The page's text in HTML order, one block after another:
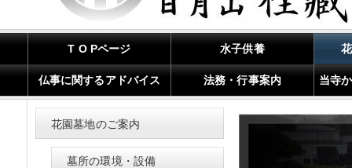
T O Pページ 水子供養
仏事に関するアドバイス 法務・行事案内 当寺
花園墓地のご案内
墓所の環境・設備